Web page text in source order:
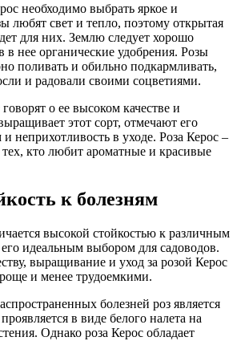
необходимо выбрать яркое и
любят свет и тепло, поэтому открытая
для них. Землю следует хорошо
в нее органические удобрения. Розы
поливать и обильно подкармливать,
и радовали своими соцветиями.
о ее высоком качестве и
этот сорт, отмечают его
и неприхотливость в уходе. Роза Керос –
кто любит ароматные и красивые
к болезням
высокой стойкостью к различным
его идеальным выбором для садоводов.
выращивание и уход за розой Керос
и менее трудоемкими.
болезней роз является
в виде белого налета на
Однако роза Керос обладает